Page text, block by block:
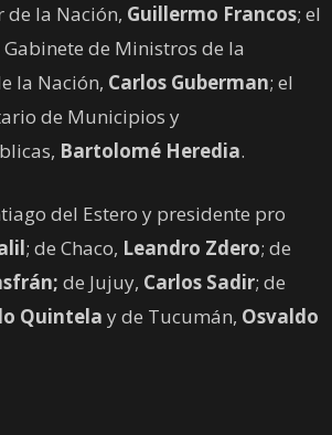
de la Nación, Guillermo Francos; el
de Ministros de la
la Nación, Carlos Guberman; el
de Municipios y
Bartolomé Heredia.
del Estero y presidente pro
; de Chaco, Leandro Zdero; de
de Jujuy, Carlos Sadir; de
Quintela y de Tucumán, Osvaldo